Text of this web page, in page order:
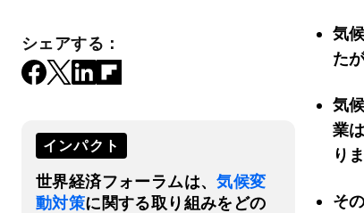
シェアする：
インパクト
世界経済フォーラムは、気候変
動対策に関する取り組みをどの
気
た
気
業
り
そ